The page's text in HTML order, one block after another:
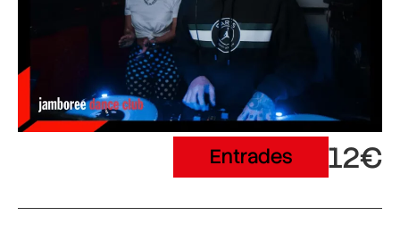
Entrades 12€